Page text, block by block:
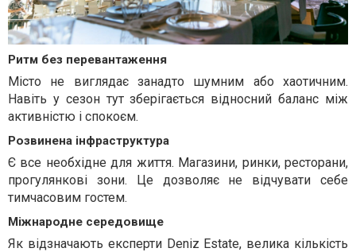
Ритм без перевантаження
Місто не виглядає занадто шумним або хаотичним.
Навіть у сезон тут зберігається відносний баланс між
активністю і спокоєм.
Розвинена інфраструктура
Є все необхідне для життя. Магазини, ринки, ресторани,
прогулянкові зони. Це дозволяє не відчувати себе
тимчасовим гостем.
Міжнародне середовище
Як відзначають експерти Deniz Estate, велика кількість